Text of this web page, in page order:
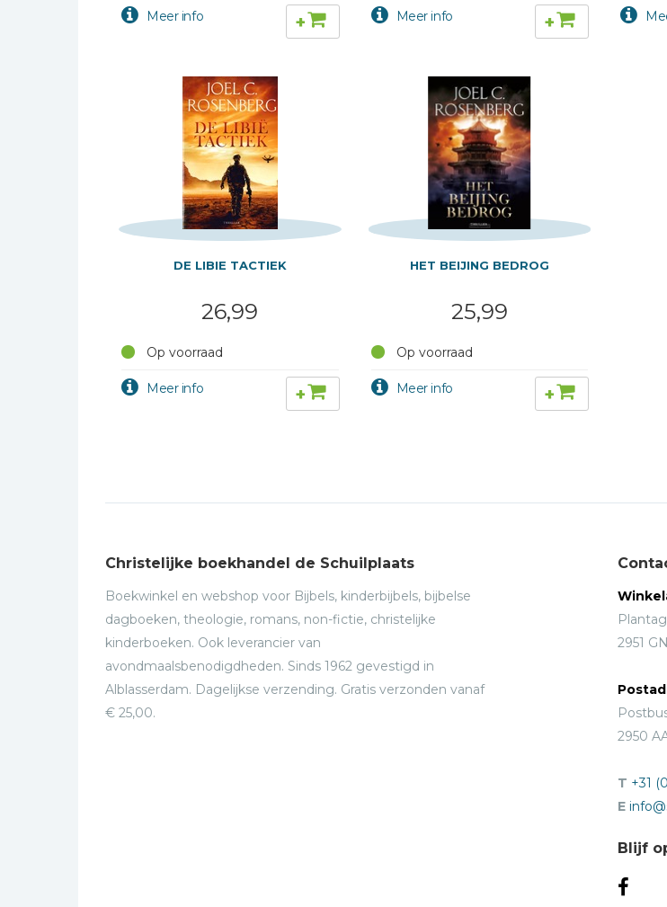
Israël / Jodendom
Engelse kinderboeken
Kinderbijbels
Muziekboeken
Bladmuziek
Management &
Leiderschap
Politiek
Regio | Alblasserwaard
gidsen
Taalstudie
+ +
DE LIBIE TACTIEK
26,99
Op voorraad
+
HET BEIJING BEDROG
25,99
Op voorraad
+
Christelijke boekhandel de Schuilplaats
Boekwinkel en webshop voor Bijbels, kinderbijbels, bijbelse
dagboeken, theologie, romans, non-fictie, christelijke
kinderboeken. Ook leverancier van
avondmaalsbenodigdheden. Sinds 1962 gevestigd in
Alblasserdam. Dagelijkse verzending. Gratis verzonden vanaf
€ 25,00.
2951
2950
T +31
E
Blijf